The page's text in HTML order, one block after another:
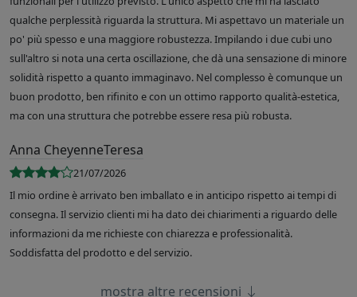
qualche perplessità riguarda la struttura. Mi aspettavo un materiale un
po' più spesso e una maggiore robustezza. Impilando i due cubi uno
sull'altro si nota una certa oscillazione, che dà una sensazione di minore
solidità rispetto a quanto immaginavo. Nel complesso è comunque un
buon prodotto, ben rifinito e con un ottimo rapporto qualità-estetica,
ma con una struttura che potrebbe essere resa più robusta.
Anna CheyenneTeresa
21/07/2026
Il mio ordine è arrivato ben imballato e in anticipo rispetto ai tempi di
consegna. Il servizio clienti mi ha dato dei chiarimenti a riguardo delle
informazioni da me richieste con chiarezza e professionalità.
Soddisfatta del prodotto e del servizio.
mostra altre recensioni